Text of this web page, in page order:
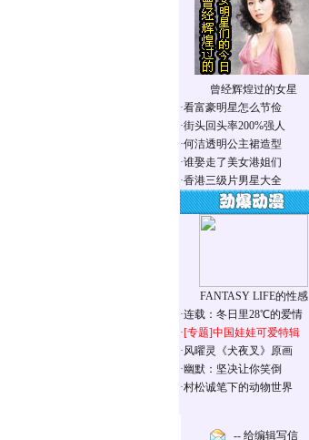
曾经辉煌过的女星
·看富豪明星怎么节俭
·街头回头率200%强人
·何洁透明公主裙造型
·谁娶走了美女港姐们
·香港三级片男星大全
FANTASY LIFE的性感
·连载：冬日里28℃的爱情
·[专题]中国娃娃可爱特辑
·风曜灵《犬夜叉》原画
·幽默：坚决让你笑倒
·村松诚笔下的动物世界
-- 给编辑写信